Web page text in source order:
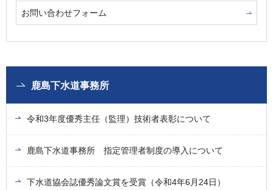
お問い合わせフォーム
鹿島下水道事務所
令和3年度優秀主任（監理）技術者表彰について
鹿島下水道事務所 指定管理者制度の導入について
下水道協会誌優秀論文賞を受賞（令和4年6月24日）